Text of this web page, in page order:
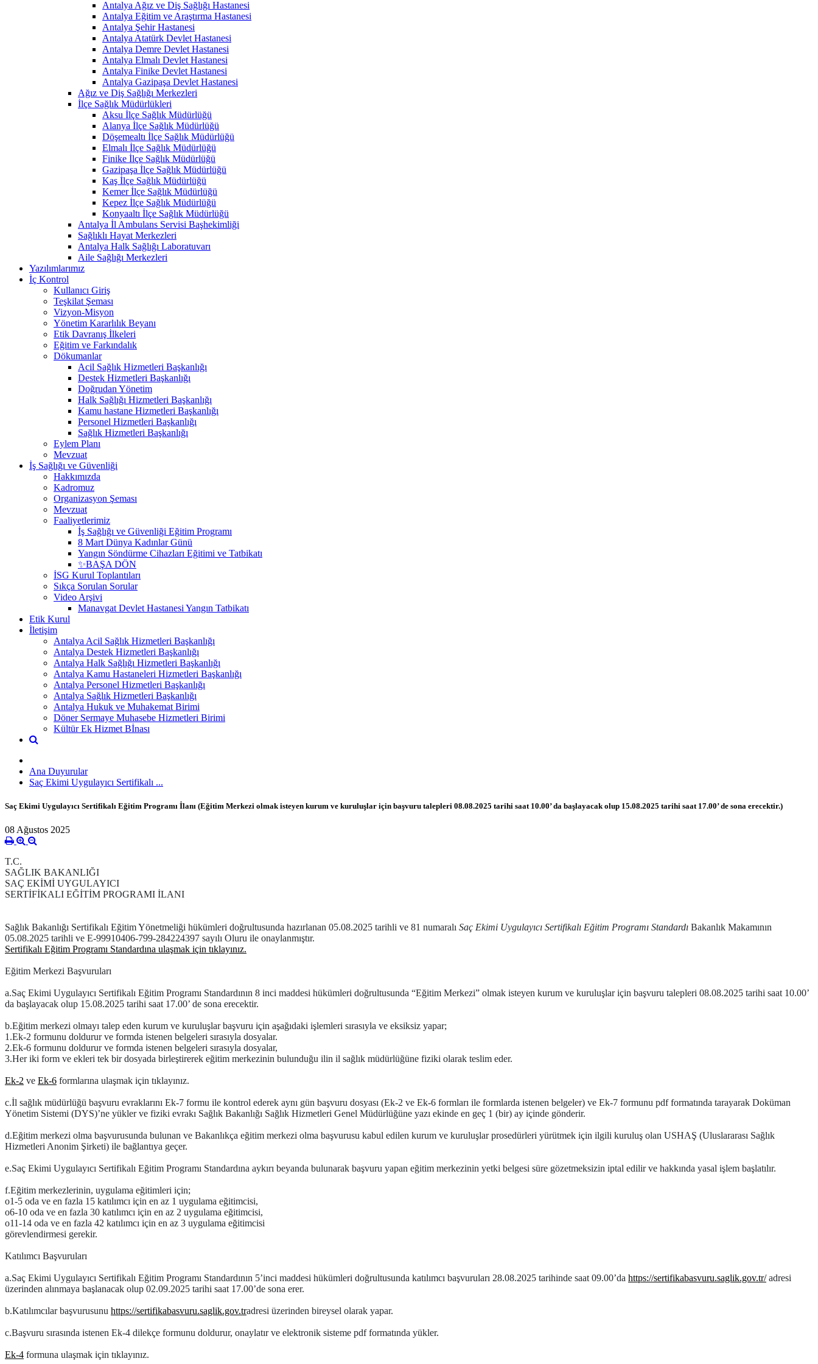
Antalya Ağız ve Diş Sağlığı Hastanesi
Antalya Eğitim ve Araştırma Hastanesi
Antalya Şehir Hastanesi
Antalya Atatürk Devlet Hastanesi
Antalya Demre Devlet Hastanesi
Antalya Elmalı Devlet Hastanesi
Antalya Finike Devlet Hastanesi
Antalya Gazipaşa Devlet Hastanesi
Ağız ve Diş Sağlığı Merkezleri
İlçe Sağlık Müdürlükleri
Aksu İlçe Sağlık Müdürlüğü
Alanya İlçe Sağlık Müdürlüğü
Döşemealtı İlçe Sağlık Müdürlüğü
Elmalı İlçe Sağlık Müdürlüğü
Finike İlçe Sağlık Müdürlüğü
Gazipaşa İlçe Sağlık Müdürlüğü
Kaş İlçe Sağlık Müdürlüğü
Kemer İlçe Sağlık Müdürlüğü
Kepez İlçe Sağlık Müdürlüğü
Konyaaltı İlçe Sağlık Müdürlüğü
Antalya İl Ambulans Servisi Başhekimliği
Sağlıklı Hayat Merkezleri
Antalya Halk Sağlığı Laboratuvarı
Aile Sağlığı Merkezleri
Yazılımlarımız
İç Kontrol
Kullanıcı Giriş
Teşkilat Şeması
Vizyon-Misyon
Yönetim Kararlılık Beyanı
Etik Davranış İlkeleri
Eğitim ve Farkındalık
Dökumanlar
Acil Sağlık Hizmetleri Başkanlığı
Destek Hizmetleri Başkanlığı
Doğrudan Yönetim
Halk Sağlığı Hizmetleri Başkanlığı
Kamu hastane Hizmetleri Başkanlığı
Personel Hizmetleri Başkanlığı
Sağlık Hizmetleri Başkanlığı
Eylem Planı
Mevzuat
İş Sağlığı ve Güvenliği
Hakkımızda
Kadromuz
Organizasyon Şeması
Mevzuat
Faaliyetlerimiz
İş Sağlığı ve Güvenliği Eğitim Programı
8 Mart Dünya Kadınlar Günü
Yangın Söndürme Cihazları Eğitimi ve Tatbikatı
✨BAŞA DÖN
İSG Kurul Toplantıları
Sıkça Sorulan Sorular
Video Arşivi
Manavgat Devlet Hastanesi Yangın Tatbikatı
Etik Kurul
İletişim
Antalya Acil Sağlık Hizmetleri Başkanlığı
Antalya Destek Hizmetleri Başkanlığı
Antalya Halk Sağlığı Hizmetleri Başkanlığı
Antalya Kamu Hastaneleri Hizmetleri Başkanlığı
Antalya Personel Hizmetleri Başkanlığı
Antalya Sağlık Hizmetleri Başkanlığı
Antalya Hukuk ve Muhakemat Birimi
Döner Sermaye Muhasebe Hizmetleri Birimi
Kültür Ek Hizmet Bİnası
Ana Duyurular
Saç Ekimi Uygulayıcı Sertifikalı ...
Saç Ekimi Uygulayıcı Sertifikalı Eğitim Programı İlanı (Eğitim Merkezi olmak isteyen kurum ve kuruluşlar için başvuru talepleri 08.08.2025 tarihi saat 10.00’ da başlayacak olup 15.08.2025 tarihi saat 17.00’ de sona erecektir.)
08 Ağustos 2025
T.C.
SAĞLIK BAKANLIĞI
SAÇ EKİMİ UYGULAYICI
SERTİFİKALI EĞİTİM PROGRAMI İLANI
Sağlık Bakanlığı Sertifikalı Eğitim Yönetmeliği hükümleri doğrultusunda hazırlanan 05.08.2025 tarihli ve 81 numaralı Saç Ekimi Uygulayıcı Sertifikalı Eğitim Programı Standardı Bakanlık Makamının
05.08.2025 tarihli ve E-99910406-799-284224397 sayılı Oluru ile onaylanmıştır.
Sertifikalı Eğitim Programı Standardına ulaşmak için tıklayınız.
Eğitim Merkezi Başvuruları
a.Saç Ekimi Uygulayıcı Sertifikalı Eğitim Programı Standardının 8 inci maddesi hükümleri doğrultusunda “Eğitim Merkezi” olmak isteyen kurum ve kuruluşlar için başvuru talepleri 08.08.2025 tarihi saat 10.00’
da başlayacak olup 15.08.2025 tarihi saat 17.00’ de sona erecektir.
b.Eğitim merkezi olmayı talep eden kurum ve kuruluşlar başvuru için aşağıdaki işlemleri sırasıyla ve eksiksiz yapar;
1.Ek-2 formunu doldurur ve formda istenen belgeleri sırasıyla dosyalar.
2.Ek-6 formunu doldurur ve formda istenen belgeleri sırasıyla dosyalar,
3.Her iki form ve ekleri tek bir dosyada birleştirerek eğitim merkezinin bulunduğu ilin il sağlık müdürlüğüne fiziki olarak teslim eder.
Ek-2 ve Ek-6 formlarına ulaşmak için tıklayınız.
c.İl sağlık müdürlüğü başvuru evraklarını Ek-7 formu ile kontrol ederek aynı gün başvuru dosyası (Ek-2 ve Ek-6 formları ile formlarda istenen belgeler) ve Ek-7 formunu pdf formatında tarayarak Doküman
Yönetim Sistemi (DYS)’ne yükler ve fiziki evrakı Sağlık Bakanlığı Sağlık Hizmetleri Genel Müdürlüğüne yazı ekinde en geç 1 (bir) ay içinde gönderir.
d.Eğitim merkezi olma başvurusunda bulunan ve Bakanlıkça eğitim merkezi olma başvurusu kabul edilen kurum ve kuruluşlar prosedürleri yürütmek için ilgili kuruluş olan USHAŞ (Uluslararası Sağlık
Hizmetleri Anonim Şirketi) ile bağlantıya geçer.
e.Saç Ekimi Uygulayıcı Sertifikalı Eğitim Programı Standardına aykırı beyanda bulunarak başvuru yapan eğitim merkezinin yetki belgesi süre gözetmeksizin iptal edilir ve hakkında yasal işlem başlatılır.
f.Eğitim merkezlerinin, uygulama eğitimleri için;
o1-5 oda ve en fazla 15 katılımcı için en az 1 uygulama eğitimcisi,
o6-10 oda ve en fazla 30 katılımcı için en az 2 uygulama eğitimcisi,
o11-14 oda ve en fazla 42 katılımcı için en az 3 uygulama eğitimcisi
görevlendirmesi gerekir.
Katılımcı Başvuruları
a.Saç Ekimi Uygulayıcı Sertifikalı Eğitim Programı Standardının 5’inci maddesi hükümleri doğrultusunda katılımcı başvuruları 28.08.2025 tarihinde saat 09.00’da https://sertifikabasvuru.saglik.gov.tr/adresi
üzerinden alınmaya başlanacak olup 02.09.2025 tarihi saat 17.00’de sona erer.
b.Katılımcılar başvurusunu https://sertifikabasvuru.saglik.gov.tradresi üzerinden bireysel olarak yapar.
c.Başvuru sırasında istenen Ek-4 dilekçe formunu doldurur, onaylatır ve elektronik sisteme pdf formatında yükler.
Ek-4 formuna ulaşmak için tıklayınız.